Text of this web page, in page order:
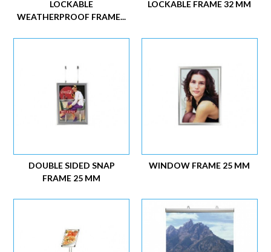
LOCKABLE FRAME 32 MM
LOCKABLE
WEATHERPROOF FRAME...
WINDOW FRAME 25 MM
DOUBLE SIDED SNAP
FRAME 25 MM